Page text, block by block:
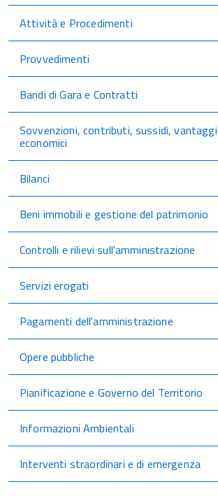
Attività e Procedimenti
Provvedimenti
Bandi di Gara e Contratti
Sovvenzioni, contributi, sussidi, vantaggi
economici
Bilanci
Beni immobili e gestione del patrimonio
Controlli e rilievi sull'amministrazione
Servizi erogati
Pagamenti dell'amministrazione
Opere pubbliche
Pianificazione e Governo del Territorio
Informazioni Ambientali
Interventi straordinari e di emergenza